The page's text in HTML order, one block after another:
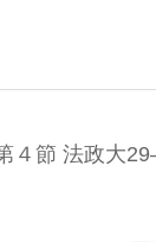
４節 法政大